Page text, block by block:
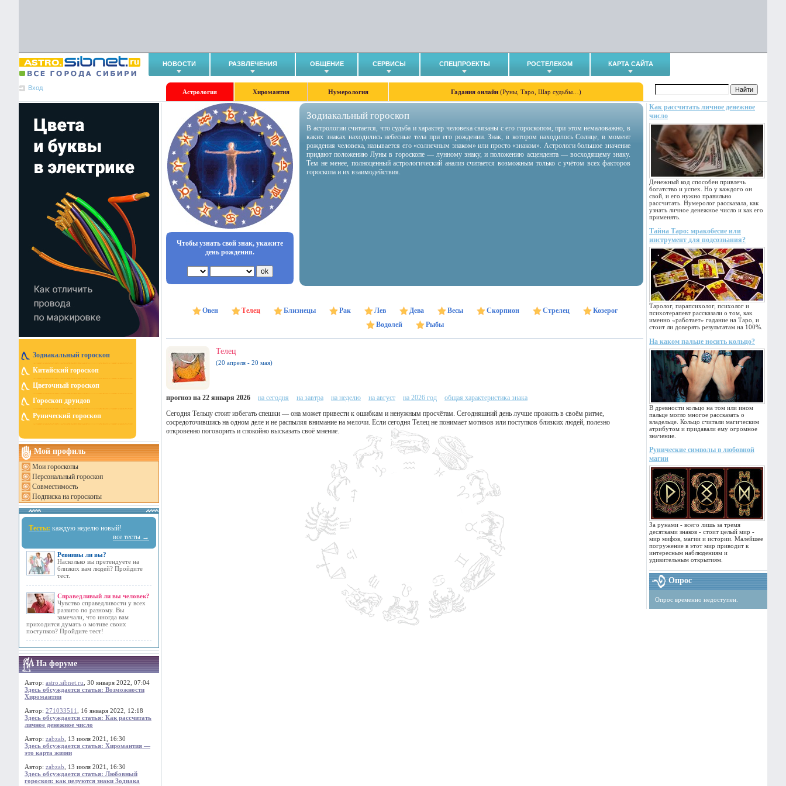
НОВОСТИ РАЗВЛЕЧЕНИЯ ОБЩЕНИЕ СЕРВИСЫ СПЕЦПРОЕКТЫ РОСТЕЛЕКОМ КАРТА САЙТА
Вход
Астрология Хиромантия Нумерология Гадания онлайн (Руны, Таро, Шар судьбы…)
Зодиакальный гороскоп
Китайский гороскоп
Цветочный гороскоп
Гороскоп друидов
Рунический гороскоп
Мой профиль
Мои гороскопы
Персональный гороскоп
Совместимость
Подписка на гороскопы
Тесты: каждую неделю новый!
все тесты →
Ревнивы ли вы?
Насколько вы претендуете на
близких вам людей? Пройдите
тест.
Справедливый ли вы человек?
Чувство справедливости у всех
развито по разному. Вы
замечали, что иногда вам
приходится думать о мотиве своих
поступков? Пройдите тест!
На форуме
Автор: astro.sibnet.ru , 30 января 2022, 07:04
Здесь обсуждается статья: Возможности
Хиромантии
Автор: 271033511
, 16 января 2022, 12:18
Здесь обсуждается статья: Как рассчитать
личное денежное число
Автор: zabzab , 13 июля 2021, 16:30
Здесь обсуждается статья: Хиромантия —
это карта жизни
Автор: zabzab , 13 июля 2021, 16:30
Здесь обсуждается статья: Любовный
гороскоп: как целуются знаки Зодиака
Как рассчитать личное денежное
число
Денежный код способен привлечь
богатство и успех. Но у каждого он
свой, и его нужно правильно
рассчитать. Нумеролог рассказала, как
узнать личное денежное число и как его
применять.
Тайна Таро: мракобесие или
инструмент для подсознания?
Таролог, парапсихолог, психолог и
психотерапевт рассказали о том, как
именно «работает» гадание на Таро, и
стоит ли доверять результатам на 100%.
На каком пальце носить кольцо?
В древности кольцо на том или ином
пальце могло многое рассказать о
владельце. Кольцо считали магическим
атрибутом и придавали ему огромное
значение.
Рунические символы в любовной
магии
За рунами - всего лишь за тремя
десятками знаков - стоит целый мир -
мир мифов, магии и истории. Малейшее
погружение в этот мир приводит к
интересным наблюдениям и
удивительным открытиям.
Опрос
Опрос временно недоступен.
Чтобы узнать свой знак, укажите
день рождения.
Зодиакальный гороскоп
В астрологии считается, что судьба и характер человека связаны с его гороскопом, при этом немаловажно, в
каких знаках находились небесные тела при его рождении. Знак, в котором находилось Солнце, в момент
рождения человека, называется его «солнечным знаком» или просто «знаком». Астрологи большое значение
придают положению Луны в гороскопе — лунному знаку, и положению асцендента — восходящему знаку.
Тем не менее, полноценный астрологический анализ считается возможным только с учётом всех факторов
гороскопа и их взаимодействия.
Овен Телец Близнецы Рак Лев Дева Весы Скорпион Стрелец
Козерог
Водолей
Рыбы
Телец
(20 апреля - 20 мая)
прогноз на 22 января 2026 на сегодня на завтра на неделю на август на 2026 год
общая характеристика знака
Сегодня Тельцу стоит избегать спешки — она может привести к ошибкам и ненужным просчётам. Сегодняшний день лучше прожить в своём ритме,
сосредоточившись на одном деле и не распыляя внимание на мелочи. Если сегодня Телец не понимает мотивов или поступков близких людей, полезно
откровенно поговорить и спокойно высказать своё мнение.